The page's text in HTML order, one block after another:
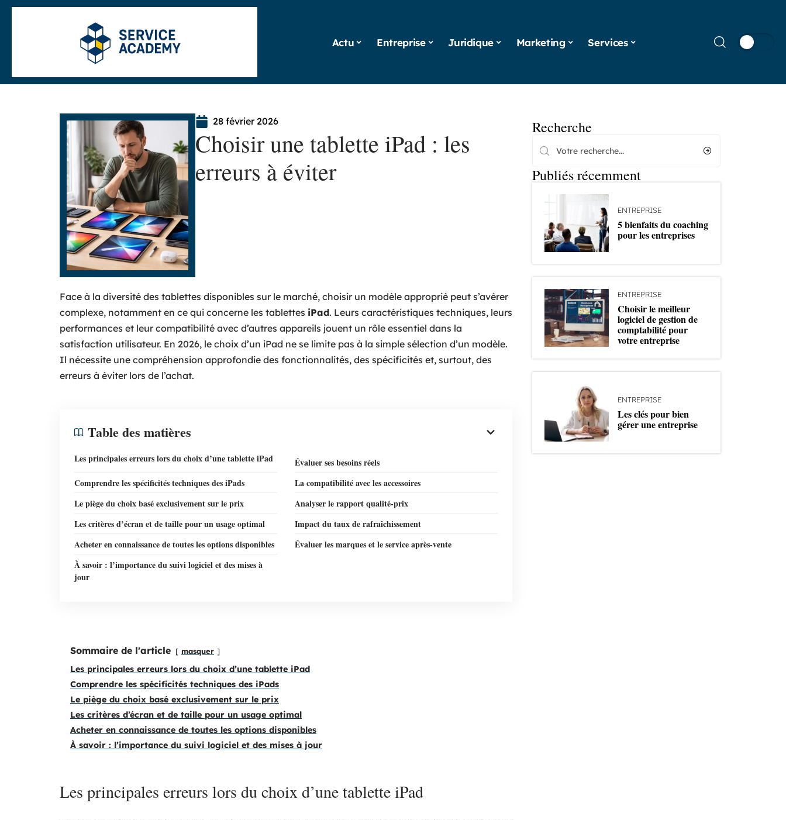
Actu Entreprise Juridique Marketing Services
28 février 2026
Choisir une tablette iPad : les
erreurs à éviter
Face à la diversité des tablettes disponibles sur le marché, choisir un modèle approprié peut s’avérer
complexe, notamment en ce qui concerne les tablettes iPad. Leurs caractéristiques techniques, leurs
performances et leur compatibilité avec d’autres appareils jouent un rôle essentiel dans la
satisfaction utilisateur. En 2026, le choix d’un iPad ne se limite pas à la simple sélection d’un modèle.
Il nécessite une compréhension approfondie des fonctionnalités, des spécificités et, surtout, des
erreurs à éviter lors de l’achat.
Table des matières
Les principales erreurs lors du choix d’une tablette iPad
Évaluer ses besoins réels
Comprendre les spécificités techniques des iPads
La compatibilité avec les accessoires
Le piège du choix basé exclusivement sur le prix
Analyser le rapport qualité-prix
Les critères d’écran et de taille pour un usage optimal
Impact du taux de rafraîchissement
Acheter en connaissance de toutes les options disponibles
Évaluer les marques et le service après-vente
À savoir : l’importance du suivi logiciel et des mises à
jour
Sommaire de l'article masquer
Les principales erreurs lors du choix d’une tablette iPad
Comprendre les spécificités techniques des iPads
Le piège du choix basé exclusivement sur le prix
Les critères d’écran et de taille pour un usage optimal
Acheter en connaissance de toutes les options disponibles
À savoir : l’importance du suivi logiciel et des mises à jour
Les principales erreurs lors du choix d’une tablette iPad
Recherche
Publiés récemment
ENTREPRISE
5 bienfaits du coaching
pour les entreprises
ENTREPRISE
Choisir le meilleur
logiciel de gestion de
comptabilité pour
votre entreprise
ENTREPRISE
Les clés pour bien
gérer une entreprise